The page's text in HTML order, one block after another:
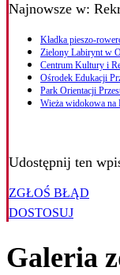
Najnowsze w:
Kładka pieszo-
Zielony Labirynt w
Centrum Kultury i
Ośrodek Edukacji
Park Orientacji
Wieża widokowa na
Udostępnij ten
ZGŁOŚ BŁĄD
DOSTOSUJ
Galeria